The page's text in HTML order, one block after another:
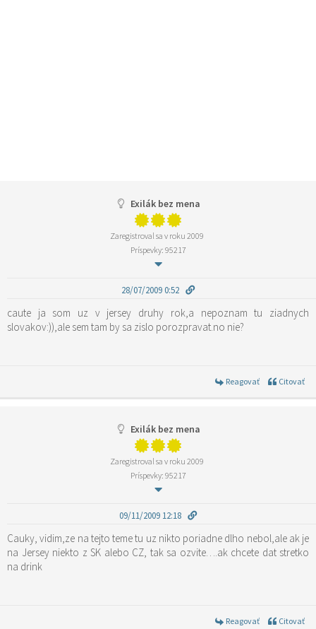
Exilák bez mena
Zaregistroval sa v roku 2009
Príspevky: 95217
28/07/2009 0:52
caute ja som uz v jersey druhy rok,a nepoznam tu ziadnych
slovakov:)),ale sem tam by sa zislo porozpravat.no nie?
Reagovať Citovať
Exilák bez mena
Zaregistroval sa v roku 2009
Príspevky: 95217
09/11/2009 12:18
Cauky, vidim,ze na tejto teme tu uz nikto poriadne dlho nebol,ale ak je
na Jersey niekto z SK alebo CZ, tak sa ozvite….ak chcete dat stretko
na drink
Reagovať Citovať